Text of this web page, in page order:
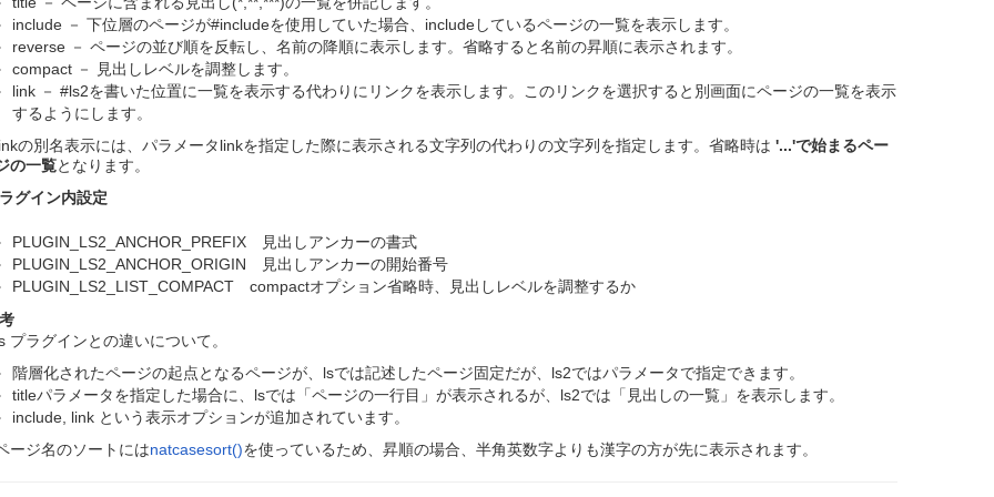
include － 下位層のページが#includeを使用していた場合、includeしているページの一覧を表示します。
reverse － ページの並び順を反転し、名前の降順に表示します。省略すると名前の昇順に表示されます。
compact － 見出しレベルを調整します。
link － #ls2を書いた位置に一覧を表示する代わりにリンクを表示します。このリンクを選択すると別画面にページの一覧を表示
するようにします。
の別名表示には、パラメータlinkを指定した際に表示される文字列の代わりの文字列を指定します。省略時は '...'で始まるペー
の一覧となります。
グイン内設定
PLUGIN_LS2_ANCHOR_PREFIX 見出しアンカーの書式
PLUGIN_LS2_ANCHOR_ORIGIN 見出しアンカーの開始番号
PLUGIN_LS2_LIST_COMPACT compactオプション省略時、見出しレベルを調整するか
プラグインとの違いについて。
階層化されたページの起点となるページが、lsでは記述したページ固定だが、ls2ではパラメータで指定できます。
titleパラメータを指定した場合に、lsでは「ページの一行目」が表示されるが、ls2では「見出しの一覧」を表示します。
include, link という表示オプションが追加されています。
ージ名のソートにはnatcasesort()を使っているため、昇順の場合、半角英数字よりも漢字の方が先に表示されます。